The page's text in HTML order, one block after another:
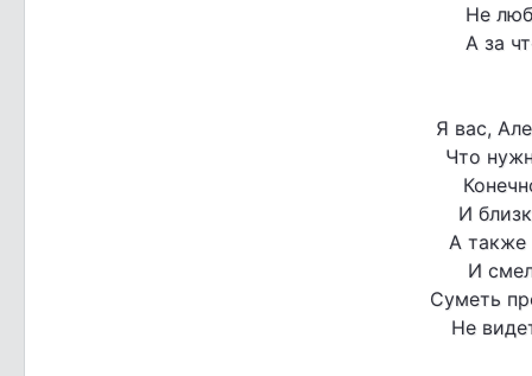
Не
А за
Я вас,
Что
И
А также
И
Суметь
Не